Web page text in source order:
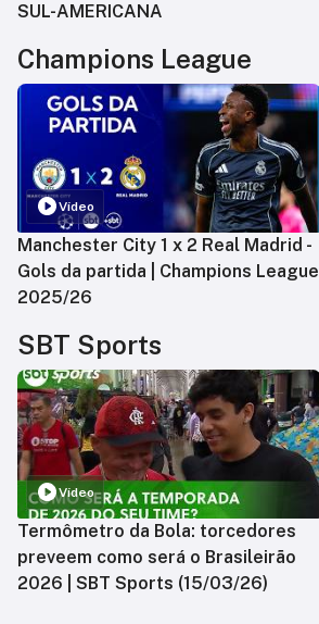
SUL-AMERICANA
Champions League
Vídeo
Manchester City 1 x 2 Real Madrid -
Gols da partida | Champions League
2025/26
SBT Sports
Vídeo
Termômetro da Bola: torcedores
preveem como será o Brasileirão
2026 | SBT Sports (15/03/26)